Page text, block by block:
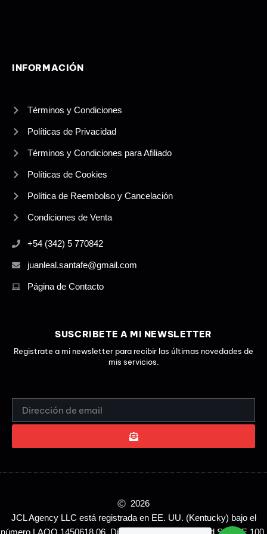
INFORMACIÓN
Términos y Condiciones
Políticas de Privacidad
Términos y Condiciones para Afiliado
Políticas de Cookies
Política de Reembolso y Cancelación
Condiciones de Venta
+54 (342) 5 770842
juanleal.santafe@gmail.com
Página de Contacto
SUSCRIBETE A MI NEWSLETTER
Registrate a mi newsletter para recibir las últimas novedades de
mis servicios.
ADDRESS
SUBMIT
2026
JCL Agency LLC está registrada en EE. UU. (Kentucky) bajo el